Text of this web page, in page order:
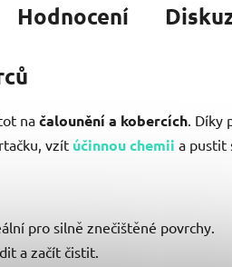
Hodnocení
načalounění a kobercích .
vzít účinnou chemii a pustit
pro silně znečištěné povrchy.
a začít čistit.